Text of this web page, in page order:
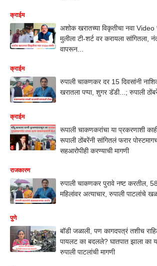
क्राईम
अशोक खरातच्या विकृतीचा नवा
मुलीला टी-शर्ट वर करायला सांगितला,
वापरून...
क्राईम
रुपाली चाकणकर दर 15 दिवसांनी
खरातला पप्पा, शुगर डॅडी...; रुपाली
क्राईम
रूपाली चाकणकरांचा या प्रकरणाशी
रूपाली ठोंबरेंनी सांगितलं फरार
सहआरोपीही करण्याची मागणी
राजकारण
रुपाली चाकणकर पुरावे नष्ट करतील,
महिलांवर अत्याचार, रुपाली पाटलांचे
पुणे
बॉडी जळाली, पण कागदपत्रं तशीच
पायलट का बदलले? घातपात झाला का
रुपाली पाटलांची मागणी